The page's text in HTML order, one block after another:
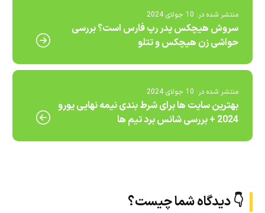
منتشر شده در: 10 جولای 2024
سروش هیچکس پدر رپ فارس است؟ بررسی
حواشی زن هیچکس و تتلو
منتشر شده در: 10 جولای 2024
بهترین سایت ها برای شرط بندی نیمه نهایی یورو
2024 + بررسی شانس برد تیم ها
👇 دیدگاه شما چیست؟